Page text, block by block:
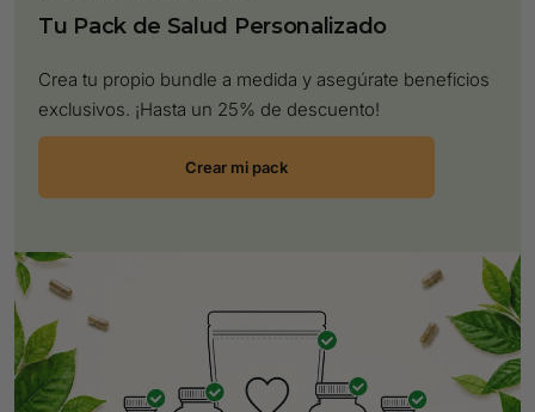
Tu Pack de Salud Personalizado
Crea tu propio bundle a medida y asegúrate beneficios
exclusivos. ¡Hasta un 25% de descuento!
Crear mi pack